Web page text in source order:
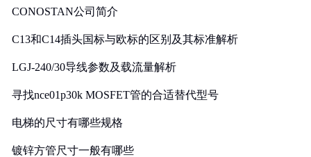
CONOSTAN公司简介
C13和C14插头国标与欧标的区别及其标准解析
LGJ-240/30导线参数及载流量解析
寻找nce01p30k MOSFET管的合适替代型号
电梯的尺寸有哪些规格
镀锌方管尺寸一般有哪些